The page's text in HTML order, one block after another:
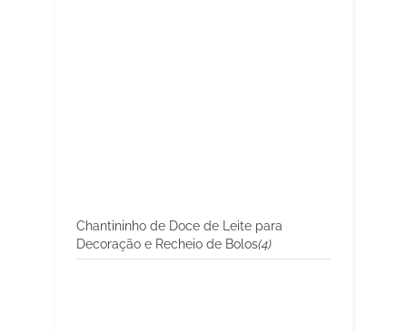
Chantininho de Doce de Leite para
Decoração e Recheio de Bolos(4)